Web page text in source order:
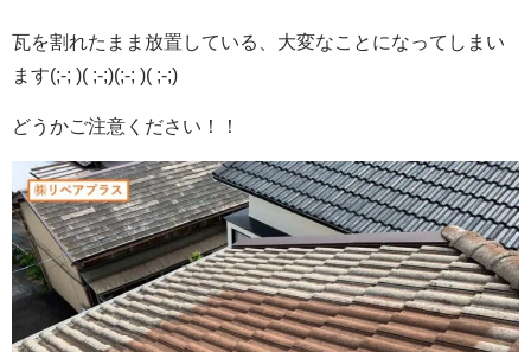
瓦を割れたまま放置している、大変なことになってしまい
ます(;-; )( ;-;)(;-; )( ;-;)
どうかご注意ください！！